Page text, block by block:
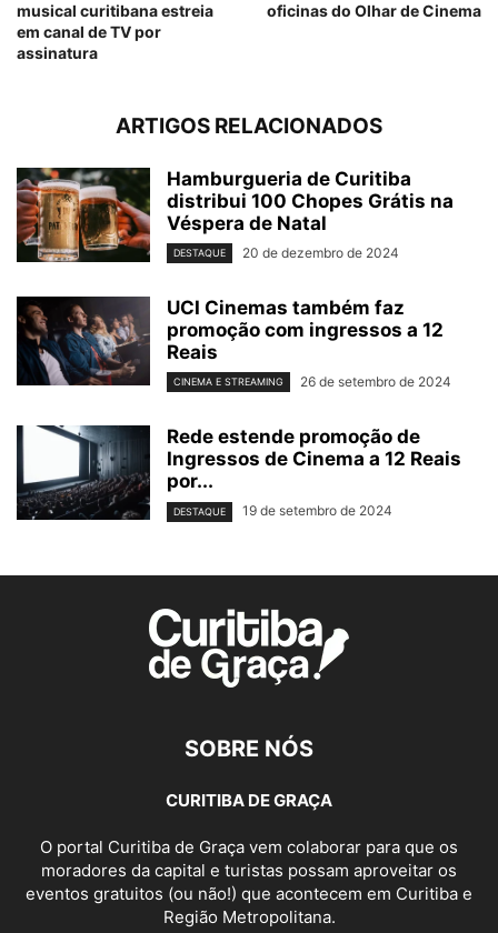
musical curitibana estreia
em canal de TV por
assinatura
oficinas do Olhar de Cinema
ARTIGOS RELACIONADOS
Hamburgueria de Curitiba
distribui 100 Chopes Grátis na
Véspera de Natal
DESTAQUE 20 de dezembro de 2024
UCI Cinemas também faz
promoção com ingressos a 12
Reais
CINEMA E STREAMING 26 de setembro de 2024
Rede estende promoção de
Ingressos de Cinema a 12 Reais
por...
DESTAQUE 19 de setembro de 2024
SOBRE NÓS
CURITIBA DE GRAÇA
O portal Curitiba de Graça vem colaborar para que os
moradores da capital e turistas possam aproveitar os
eventos gratuitos (ou não!) que acontecem em Curitiba e
Região Metropolitana.